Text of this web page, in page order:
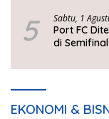
5 Sabtu, 1
Port FC
di
EKONOMI &